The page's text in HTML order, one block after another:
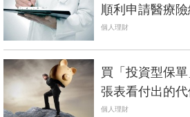
順利申請醫療
個人理財
買「投資型保
張表看付出的
100多萬「危險
個人理財